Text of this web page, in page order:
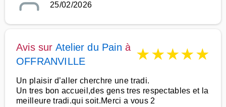
25/02/2026
Avis sur Atelier du Pain à
OFFRANVILLE
★★★★★
Un plaisir d’aller cherchre une tradi.
Un tres bon accueil,des gens tres respectables et la
meilleure tradi.qui soit.Merci a vous 2